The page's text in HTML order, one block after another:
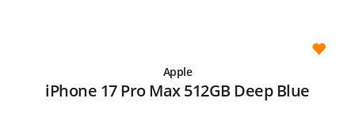
Apple
iPhone 17 Pro Max 512GB Deep Blue